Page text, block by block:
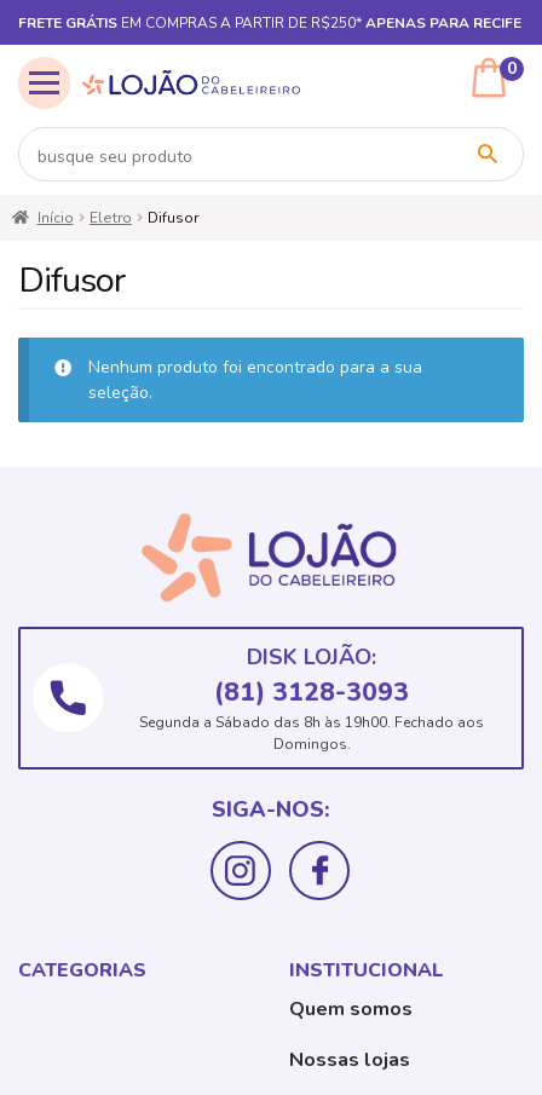
FRETE GRÁTIS EM COMPRAS A PARTIR DE R$250*APENAS PARA RECIFE
0
Pular
para
Pular
para
conteúdo
Início Eletro Difusor
Difusor
Nenhum produto foi encontrado para a sua
seleção.
DISK LOJÃO:
(81) 3128-3093
Segunda a Sábado das 8h às 19h00. Fechado aos
Domingos.
SIGA-NOS:
CATEGORIAS
INSTITUCIONAL
Quem somos
Nossas lojas